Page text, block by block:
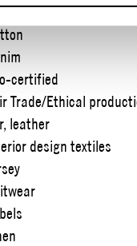
certified
Trade/Ethical
leather
design textiles